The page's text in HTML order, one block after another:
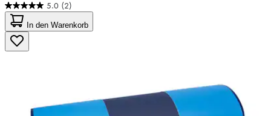
5.0 (2)
5.0
von
5
Sternen.
2
In den Warenkorb